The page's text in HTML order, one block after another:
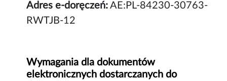
Adres e-doręczeń: AE:PL-84230-30763-
RWTJB-12
Wymagania dla dokumentów
elektronicznych dostarczanych do